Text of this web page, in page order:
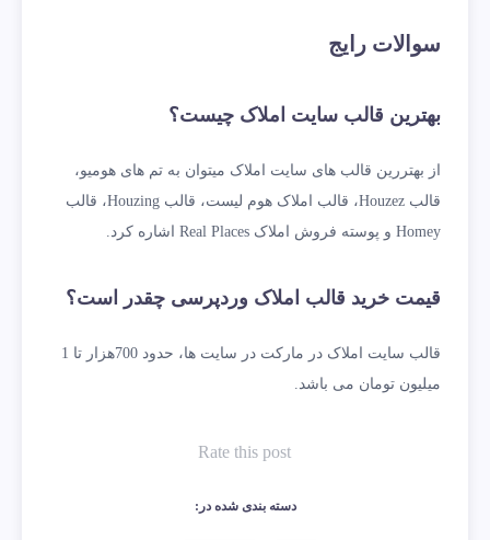
سوالات رایج
بهترین قالب سایت املاک چیست؟
از بهتررین قالب های سایت املاک میتوان به تم های هومیو،
قالب Houzez، قالب املاک هوم لیست، قالب Houzing، قالب
Homey و پوسته فروش املاک Real Places اشاره کرد.
قیمت خرید قالب املاک وردپرسی چقدر است؟
قالب سایت املاک در مارکت در سایت ها، حدود 700هزار تا 1
میلیون تومان می باشد.
Rate this post
دسته بندی شده در: